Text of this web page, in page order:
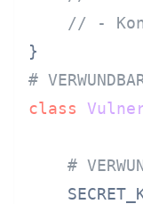
// -
#
class
#